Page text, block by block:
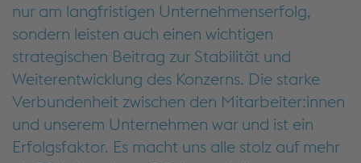
nur am langfristigen Unternehmenserfolg,
sondern leisten auch einen wichtigen
strategischen Beitrag zur Stabilität und
Weiterentwicklung des Konzerns. Die starke
Verbundenheit zwischen den Mitarbeiter:innen
und unserem Unternehmen war und ist ein
Erfolgsfaktor. Es macht uns alle stolz auf mehr